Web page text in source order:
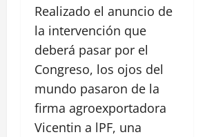
Realizado el anuncio de
la intervención que
deberá pasar por el
Congreso, los ojos del
mundo pasaron de la
firma agroexportadora
Vicentin a lPF, una